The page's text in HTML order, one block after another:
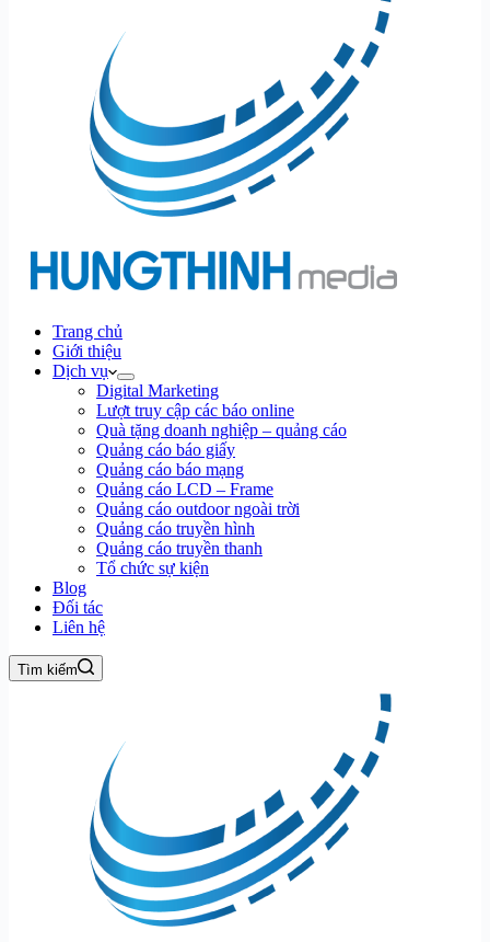
Trang chủ
Giới thiệu
Dịch vụ
Digital Marketing
Lượt truy cập các báo online
Quà tặng doanh nghiệp – quảng cáo
Quảng cáo báo giấy
Quảng cáo báo mạng
Quảng cáo LCD – Frame
Quảng cáo outdoor ngoài trời
Quảng cáo truyền hình
Quảng cáo truyền thanh
Tổ chức sự kiện
Blog
Đối tác
Liên hệ
Tìm kiếm